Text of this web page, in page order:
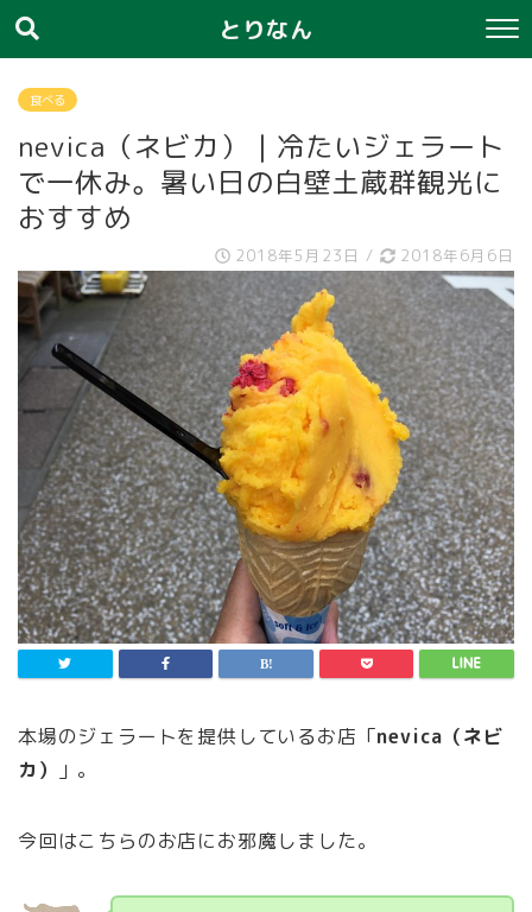
とりなん
食べる
nevica（ネビカ）｜冷たいジェラート
で一休み。暑い日の白壁土蔵群観光に
おすすめ
2018年5月23日 / 2018年6月6日
本場のジェラートを提供しているお店「nevica（ネビ
カ）
」。
今回はこちらのお店にお邪魔しました。